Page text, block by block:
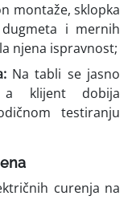
montaže, sklopka
dugmeta i mernih
njena ispravnost;
Na tabli se jasno
a klijent dobija
testiranju
curenja na